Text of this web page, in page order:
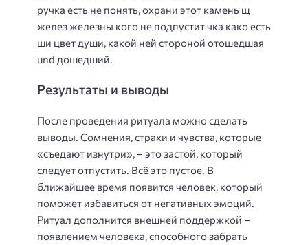
ручка есть не понять, охрани этот камень щ
желез железны кого не подпустит чка како есть
ши цвет души, какой ней стороной отошедшая
und дошедший.
Результаты и выводы
После проведения ритуала можно сделать
выводы. Сомнения, страхи и чувства, которые
«съедают изнутри», – это застой, который
следует отпустить. Всё это пустое. В
ближайшее время появится человек, который
поможет избавиться от негативных эмоций.
Ритуал дополнится внешней поддержкой –
появлением человека, способного забрать